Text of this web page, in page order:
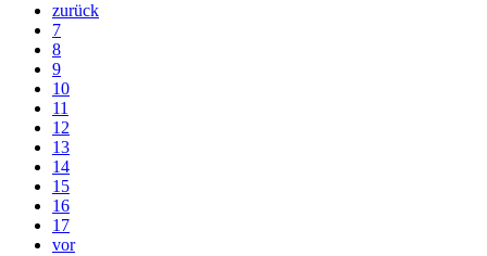
zurück
7
8
9
10
11
12
13
14
15
16
17
vor